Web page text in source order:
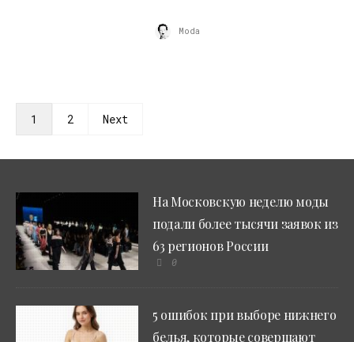
Moda
1 2 Next
На Московскую неделю моды
подали более тысячи заявок из
63 регионов России
0
5 ошибок при выборе нижнего
белья, которые совершают